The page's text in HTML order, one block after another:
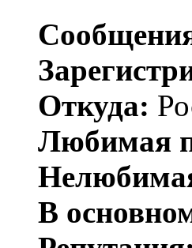
Откуда:
Любимая
В